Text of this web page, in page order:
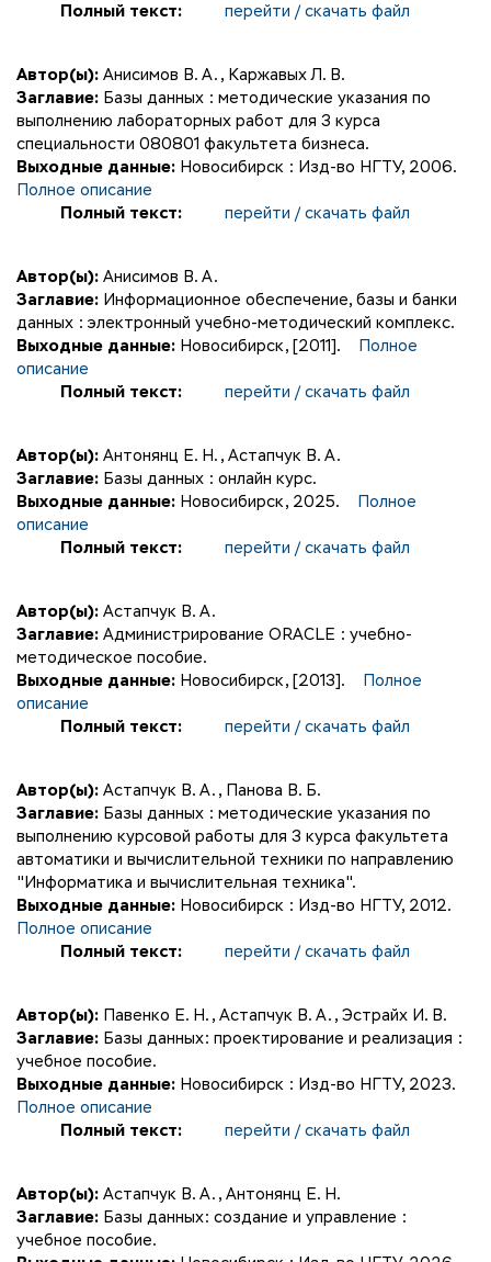
Полный текст:
перейти / скачать файл
Автор(ы): Анисимов В. А. , Каржавых Л. В.
Заглавие: Базы данных : методические указания по
выполнению лабораторных работ для 3 курса
специальности 080801 факультета бизнеса.
Выходные данные: Новосибирск : Изд-во НГТУ, 2006.
Полное описание
Полный текст:
перейти / скачать файл
Автор(ы): Анисимов В. А.
Заглавие: Информационное обеспечение, базы и банки
данных : электронный учебно-методический комплекс.
Выходные данные: Новосибирск, [2011].
Полное
описание
Полный текст:
перейти / скачать файл
Автор(ы): Антонянц Е. Н. , Астапчук В. А.
Заглавие: Базы данных : онлайн курс.
Выходные данные: Новосибирск, 2025.
Полное
описание
Полный текст:
перейти / скачать файл
Автор(ы): Астапчук В. А.
Заглавие: Администрирование ORACLE : учебно-
методическое пособие.
Выходные данные: Новосибирск, [2013].
Полное
описание
Полный текст:
перейти / скачать файл
Автор(ы): Астапчук В. А. , Панова В. Б.
Заглавие: Базы данных : методические указания по
выполнению курсовой работы для 3 курса факультета
автоматики и вычислительной техники по направлению
"Информатика и вычислительная техника".
Выходные данные: Новосибирск : Изд-во НГТУ, 2012.
Полное описание
Полный текст:
перейти / скачать файл
Автор(ы): Павенко Е. Н. , Астапчук В. А. , Эстрайх И. В.
Заглавие: Базы данных: проектирование и реализация :
учебное пособие.
Выходные данные: Новосибирск : Изд-во НГТУ, 2023.
Полное описание
Полный текст:
перейти / скачать файл
Автор(ы): Астапчук В. А. , Антонянц Е. Н.
Заглавие: Базы данных: создание и управление :
учебное пособие.